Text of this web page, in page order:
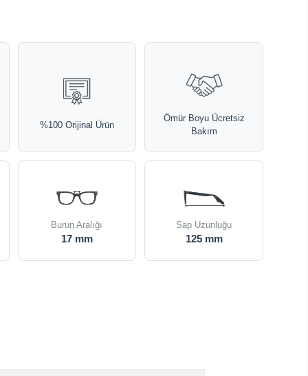
%100 Orijinal Ürün
Ömür Boyu Ücretsiz
Bakım
Burun Aralığı
17 mm
Sap Uzunluğu
125 mm